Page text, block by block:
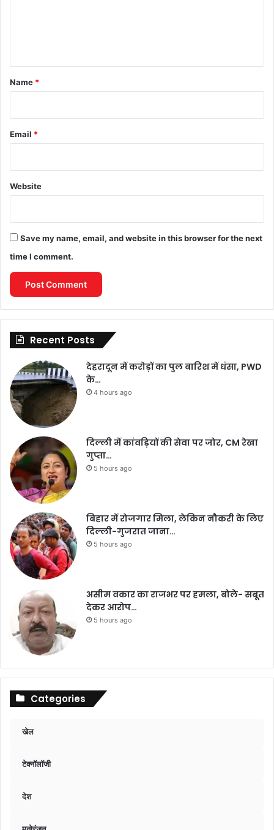
*
Name *
Email *
Website
Save my name, email, and website in this browser for the next
time I comment.
Recent Posts
देहरादून में करोड़ों का पुल बारिश में धंसा, PWD
के…
4 hours ago
दिल्ली में कांवड़ियों की सेवा पर जोर, CM रेखा
गुप्ता…
5 hours ago
बिहार में रोजगार मिला, लेकिन नौकरी के लिए
दिल्ली-गुजरात जाना…
5 hours ago
असीम वकार का राजभर पर हमला, बोले- सबूत
देकर आरोप…
5 hours ago
Categories
खेल
टेक्नॉलॉजी
देश